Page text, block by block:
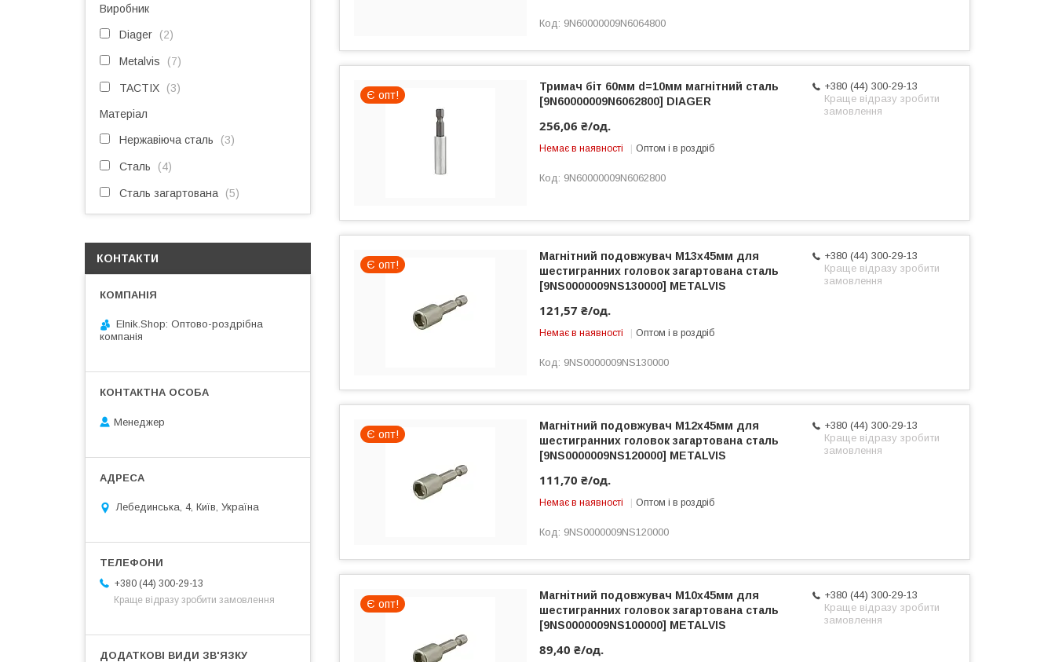
9N60000009N6064800
Є опт!
+380 (44) 300-29-13
Краще відразу зробити
замовлення
Тримач біт 60мм d=10мм магнітний сталь
[9N60000009N6062800] DIAGER
256,06 ₴/од.
Немає в наявності Оптом і в роздріб
9N60000009N6062800
Є опт!
+380 (44) 300-29-13
Краще відразу зробити
замовлення
Магнітний подовжувач M13x45мм для
шестигранних головок загартована сталь
[9NS0000009NS130000] METALVIS
121,57 ₴/од.
Немає в наявності Оптом і в роздріб
9NS0000009NS130000
Є опт!
+380 (44) 300-29-13
Краще відразу зробити
замовлення
Магнітний подовжувач M12x45мм для
шестигранних головок загартована сталь
[9NS0000009NS120000] METALVIS
111,70 ₴/од.
Немає в наявності Оптом і в роздріб
9NS0000009NS120000
Є опт!
+380 (44) 300-29-13
Краще відразу зробити
замовлення
Магнітний подовжувач M10x45мм для
шестигранних головок загартована сталь
[9NS0000009NS100000] METALVIS
89,40 ₴/од.
Виробник
Diager 2
Metalvis 7
TACTIX 3
Матеріал
Нержавіюча сталь 3
Сталь 4
Сталь загартована 5
КОНТАКТИ
Elnik.Shop: Оптово-роздрібна
компанія
Менеджер
Лебединська, 4, Київ, Україна
+380 (44) 300-29-13
Краще відразу зробити замовлення